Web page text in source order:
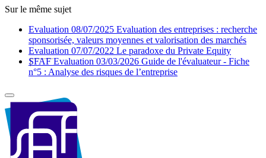
Sur le même sujet
Evaluation 08/07/2025 Evaluation des entreprises : recherche
sponsorisée, valeurs moyennes et valorisation des marchés
Evaluation 07/07/2022 Le paradoxe du Private Equity
SFAF Evaluation 03/03/2026 Guide de l'évaluateur - Fiche
n°5 : Analyse des risques de l’entreprise